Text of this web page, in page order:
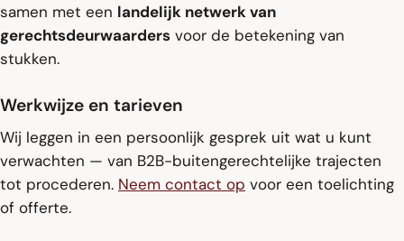
samen met een landelijk netwerk van
gerechtsdeurwaarders voor de betekening van
stukken.
Werkwijze en tarieven
Wij leggen in een persoonlijk gesprek uit wat u kunt
verwachten — van B2B-buitengerechtelijke trajecten
tot procederen. Neem contact op voor een toelichting
of offerte.